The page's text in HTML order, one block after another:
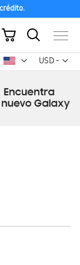
USD -
dólar
Mi carrito